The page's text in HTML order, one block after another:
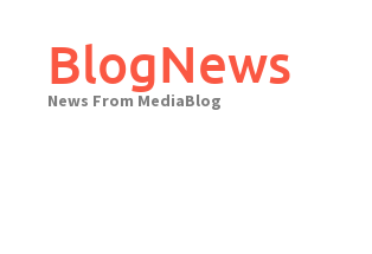
contentBlogNews
News From MediaBlog